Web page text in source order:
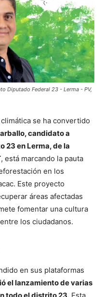
Diputado Federal 23 - Lerma - PV,
se ha convertido
candidato a
23 en Lerma, de la
, está marcando la pauta
en los
Este proyecto
áreas afectadas
fomentar una cultura
los ciudadanos.
en sus plataformas
el lanzamiento de varias